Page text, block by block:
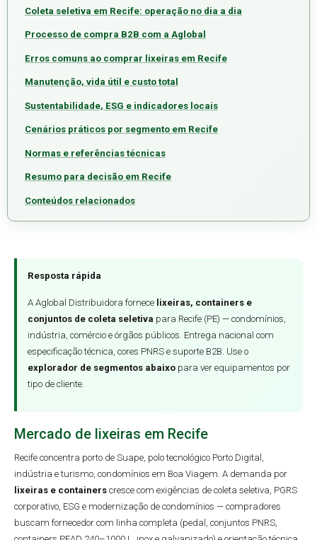
Coleta seletiva em Recife: operação no dia a dia
Processo de compra B2B com a Aglobal
Erros comuns ao comprar lixeiras em Recife
Manutenção, vida útil e custo total
Sustentabilidade, ESG e indicadores locais
Cenários práticos por segmento em Recife
Normas e referências técnicas
Resumo para decisão em Recife
Conteúdos relacionados
Resposta rápida
A Aglobal Distribuidora fornece lixeiras, containers e
conjuntos de coleta seletiva para Recife (PE) — condomínios,
indústria, comércio e órgãos públicos. Entrega nacional com
especificação técnica, cores PNRS e suporte B2B. Use o
explorador de segmentos abaixo para ver equipamentos por
tipo de cliente.
Mercado de lixeiras em Recife
Recife concentra porto de Suape, polo tecnológico Porto Digital,
indústria e turismo, condomínios em Boa Viagem. A demanda por
lixeiras e containers cresce com exigências de coleta seletiva, PGRS
corporativo, ESG e modernização de condomínios — compradores
buscam fornecedor com linha completa (pedal, conjuntos PNRS,